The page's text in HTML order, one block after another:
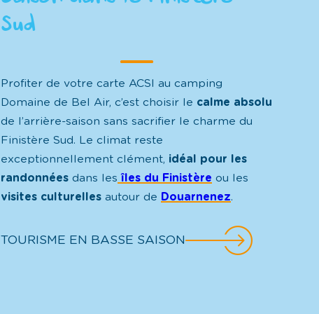
Sud ?
Profiter de votre carte ACSI au camping
Domaine de Bel Air, c’est choisir le calme absolu
de l’arrière-saison sans sacrifier le charme du
Finistère Sud. Le climat reste
exceptionnellement clément, idéal pour les
randonnées dans les îles du Finistère ou les
visites culturelles autour de Douarnenez.
TOURISME EN BASSE SAISON